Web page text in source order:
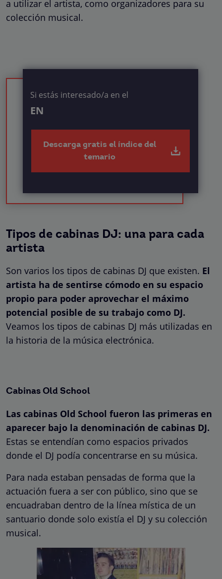
a utilizar el artista, como organizadores para su
colección musical.
Si estás interesado/a en el
EN
Descarga gratis el índice del
temario
Tipos de cabinas DJ: una para cada
artista
Son varios los tipos de cabinas DJ que existen. El
artista ha de sentirse cómodo en su espacio
propio para poder aprovechar el máximo
potencial posible de su trabajo como DJ.
Veamos los tipos de cabinas DJ más utilizadas en
la historia de la música electrónica.
Cabinas Old School
Las cabinas Old School fueron las primeras en
aparecer bajo la denominación de cabinas DJ.
Estas se entendían como espacios privados
donde el DJ podía concentrarse en su música.
Para nada estaban pensadas de forma que la
actuación fuera a ser con público, sino que se
encuadraban dentro de la línea mística de un
santuario donde solo existía el DJ y su colección
musical.